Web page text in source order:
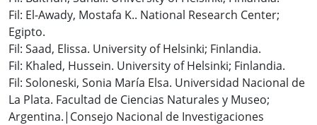
Fil: El-Awady, Mostafa K.. National Research Center;
Egipto.
Fil: Saad, Elissa. University of Helsinki; Finlandia.
Fil: Khaled, Hussein. University of Helsinki; Finlandia.
Fil: Soloneski, Sonia María Elsa. Universidad Nacional de
La Plata. Facultad de Ciencias Naturales y Museo;
Argentina.|Consejo Nacional de Investigaciones